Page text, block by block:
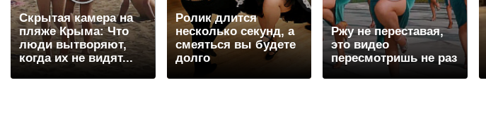
Скрытая камера на
пляже Крыма: Что
люди вытворяют,
когда их не видят...
Ролик длится
несколько секунд, а
смеяться вы будете
долго
Ржу не переставая,
это видео
пересмотришь не раз